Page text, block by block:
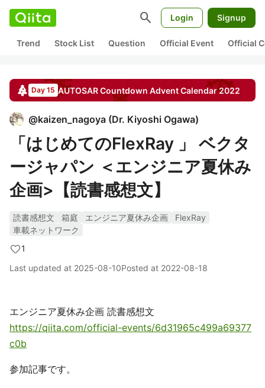
search Login Signup
Trend Stock List Question Official Event Official
Day 15 AUTOSAR Countdown Advent Calendar 2022
@kaizen_nagoya (Dr. Kiyoshi Ogawa)
「はじめてのFlexRay 」 ベクタ
ージャパン ＜エンジニア夏休み
企画>【読書感想文】
読書感想文 箱庭 エンジニア夏休み企画
FlexRay
車載ネットワーク
1
Last updated at 2025-08-10Posted at 2022-08-18
エンジニア夏休み企画 読書感想文
https://qiita.com/official-events/6d31965c499a69377
c0b
参加記事です。